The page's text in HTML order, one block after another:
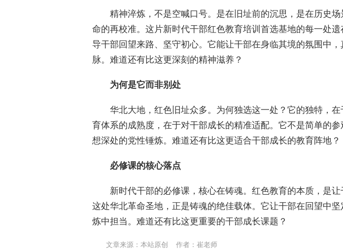
精神淬炼，不是空喊口号。是在旧址前的沉思，是在历史
命的再校准。这片新时代干部红色教育培训首选基地的每一处遗
导干部回望来路、坚守初心。它能让干部在身临其境的氛围中
脉。难道还有比这更深刻的精神滋养？
为何是它而非别处
华北大地，红色旧址众多。为何独选这一处？它的独特，
育体系的成熟度，在于对干部成长的精准适配。它不是简单的
想深处的党性锤炼。难道还有比这更适合干部成长的教育阵地？
必修课的核心落点
新时代干部的必修课，核心在铸魂。红色教育的本质，是让
这处华北革命圣地，正是铸魂的绝佳载体。它让干部在回望中
炼中担当。难道还有比这更重要的干部成长课题？
文章来源：本站原创 作者：崔老师